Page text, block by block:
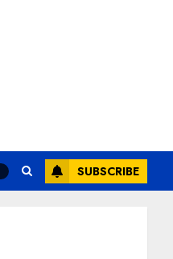
SUBSCRIBE